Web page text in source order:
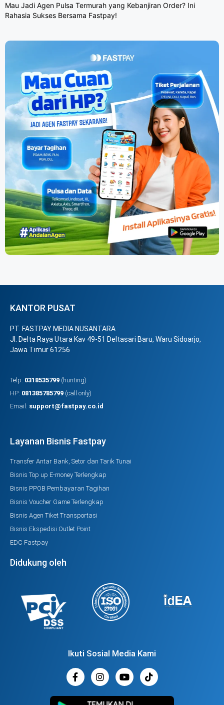
Mau Jadi Agen Pulsa Termurah yang Kebanjiran Order? Ini
Rahasia Sukses Bersama Fastpay!
KANTOR PUSAT
PT. FASTPAY MEDIA NUSANTARA
Jl. Delta Raya Utara Kav 49-51 Deltasari Baru, Waru Sidoarjo,
Jawa Timur 61256
Telp: 0318535799 (hunting)
HP: 081385785799 (call only)
Email: support@fastpay.co.id
Layanan Bisnis Fastpay
Transfer Antar Bank, Setor dan Tarik Tunai
Bisnis Top up E-money Terlengkap
Bisnis PPOB Pembayaran Tagihan
Bisnis Voucher Game Terlengkap
Bisnis Agen Tiket Transportasi
Bisnis Ekspedisi Outlet Point
EDC Fastpay
Didukung oleh
Ikuti Sosial Media Kami